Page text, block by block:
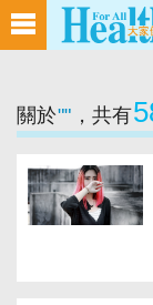
關於"" ，共有